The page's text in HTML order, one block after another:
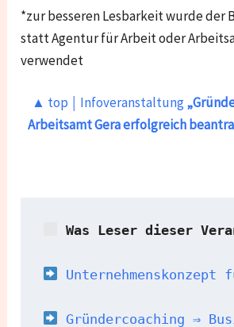
*zur besseren Lesbarkeit wurde der
statt Agentur für Arbeit oder
verwendet
▲ top ￨ Infoveranstaltung
Arbeitsamt Geraerfolgreich
Was Leser dieser
Unternehmenskonzept
Gründercoaching ⇒